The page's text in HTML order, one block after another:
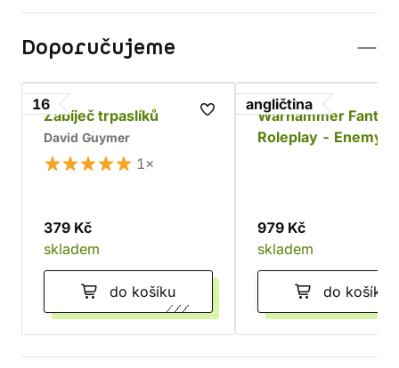
Doporučujeme
16
Zabíječ trpaslíků
David Guymer
1×
379 Kč
skladem
do košíku
angličtina
Warhammer
Roleplay - Enemy in
979 Kč
skladem
do košíku